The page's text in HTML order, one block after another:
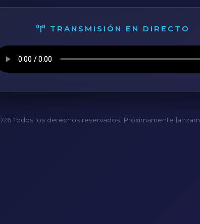
TRANSMISIÓN EN DIRECTO
Todos los derechos reservados. Próximamente